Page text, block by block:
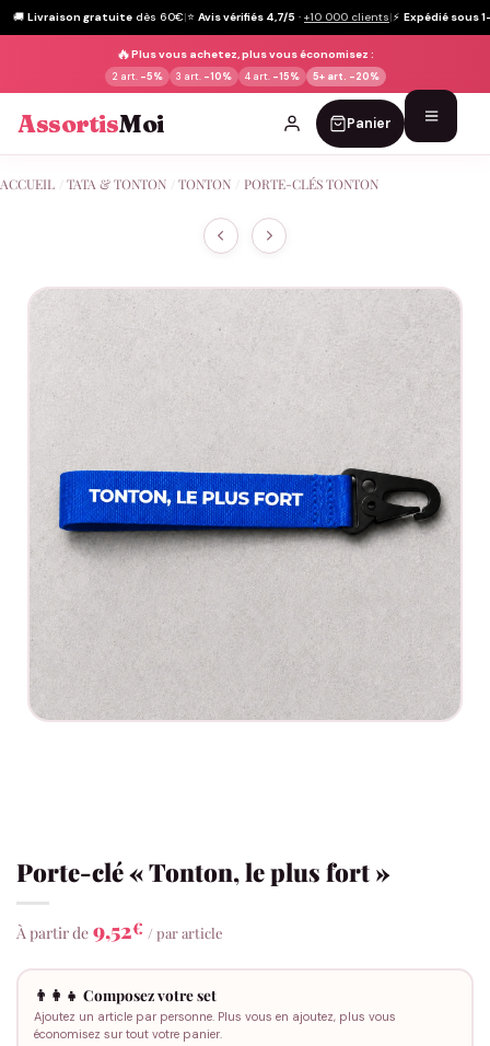
🚚 Livraison gratuite dès 60€|⭐ Avis vérifiés 4,7/5 · +10 000 clients|⚡ Expédié sous
🔥Plus vous achetez, plus vous économisez :
2 art. -5% 3 art. -10% 4 art. -15% 5+ art. -20%
AssortisMoi Panier
au
ACCUEIL TATA & TONTON TONTON PORTE-CLÉS TONTON
Porte-clé « Tonton, le plus fort »
À partir de 9,52€ / par article
👨‍👩‍👧 Composez votre set
Ajoutez un article par personne. Plus vous en ajoutez, plus vous
économisez sur tout votre panier.